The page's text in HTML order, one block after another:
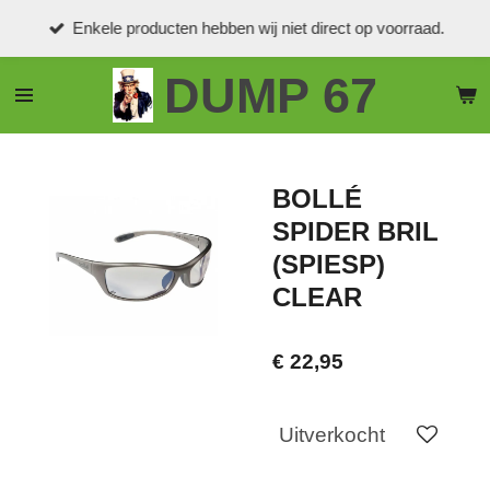
de
DUMP 67
Enkele producten hebben wij niet direct op voorraad.
BOLLÉ
SPIDER BRIL
(SPIESP)
CLEAR
€ 22,95
Uitverkocht